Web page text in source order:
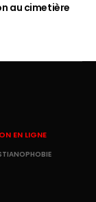
au cimetière
EN LIGNE